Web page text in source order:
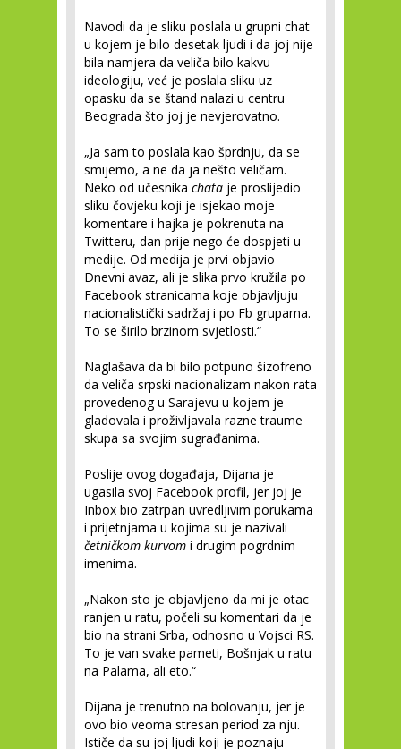
Navodi da je sliku poslala u grupni chat
u kojem je bilo desetak ljudi i da joj nije
bila namjera da veliča bilo kakvu
ideologiju, već je poslala sliku uz
opasku da se štand nalazi u centru
Beograda što joj je nevjerovatno.
„Ja sam to poslala kao šprdnju, da se
smijemo, a ne da ja nešto veličam.
Neko od učesnika chata je proslijedio
sliku čovjeku koji je isjekao moje
komentare i hajka je pokrenuta na
Twitteru, dan prije nego će dospjeti u
medije. Od medija je prvi objavio
Dnevni avaz, ali je slika prvo kružila po
Facebook stranicama koje objavljuju
nacionalistički sadržaj i po Fb grupama.
To se širilo brzinom svjetlosti.“
Naglašava da bi bilo potpuno šizofreno
da veliča srpski nacionalizam nakon rata
provedenog u Sarajevu u kojem je
gladovala i proživljavala razne traume
skupa sa svojim sugrađanima.
Poslije ovog događaja, Dijana je
ugasila svoj Facebook profil, jer joj je
Inbox bio zatrpan uvredljivim porukama
i prijetnjama u kojima su je nazivali
četničkom kurvom i drugim pogrdnim
imenima.
„Nakon sto je objavljeno da mi je otac
ranjen u ratu, počeli su komentari da je
bio na strani Srba, odnosno u Vojsci RS.
To je van svake pameti, Bošnjak u ratu
na Palama, ali eto.“
Dijana je trenutno na bolovanju, jer je
ovo bio veoma stresan period za nju.
Ističe da su joj ljudi koji je poznaju